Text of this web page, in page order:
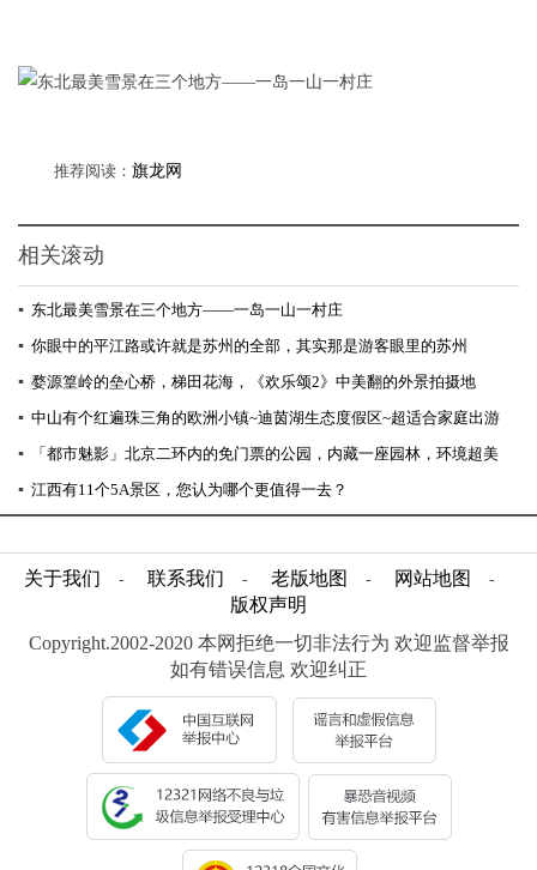
推荐阅读： 旗龙网
相关滚动
▪ 东北最美雪景在三个地方——一岛一山一村庄
▪ 你眼中的平江路或许就是苏州的全部，其实那是游客眼里的苏州
▪ 婺源篁岭的垒心桥，梯田花海，《欢乐颂2》中美翻的外景拍摄地
▪ 中山有个红遍珠三角的欧洲小镇~迪茵湖生态度假区~超适合家庭出游
▪
「都市魅影」北京二环内的免门票的公园，内藏一座园林，环境超美
▪ 江西有11个5A景区，您认为哪个更值得一去？
关于我们 - 联系我们 - 老版地图 - 网站地图 -
版权声明
Copyright.2002-2020 本网拒绝一切非法行为 欢迎监督举报
如有错误信息 欢迎纠正